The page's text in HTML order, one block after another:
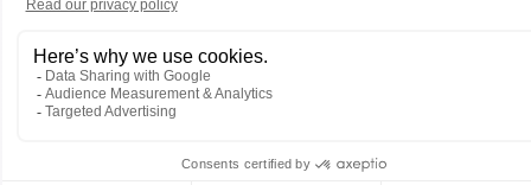
Comprendre les
attentes de la